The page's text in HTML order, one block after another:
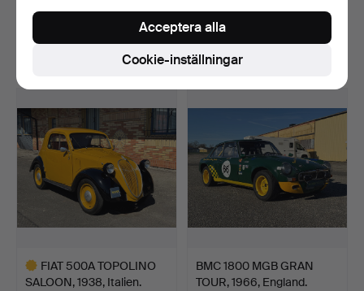
Mans), 1960.
34 bud
Utvalt
CABRIOLET MK2, 1990,
Tyskl…
Klubbades 10 maj 2026
35 bud
8 299 USD
FIAT 500A TOPOLINO
SALOON, 1938, Italien.
BMC 1800 MGB GRAN
TOUR, 1966, England.
Cookie-inställningar
Acceptera alla